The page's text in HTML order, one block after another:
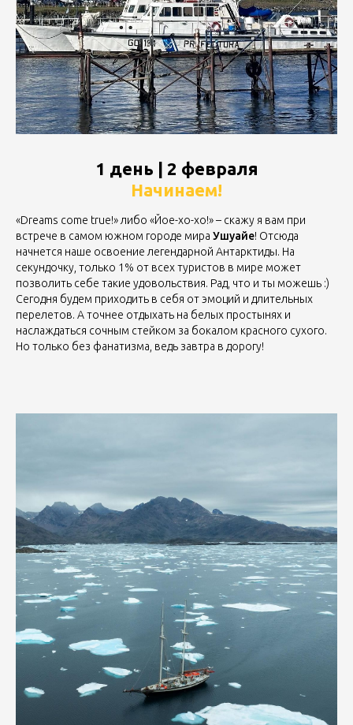
1 день | 2 февраля
Начинаем!
«Dreams come true!» либо «Йоe-хо-хо!» – скажу я вам при
встрече в самом южном городе мира Ушуайе! Отсюда
начнется наше освоение легендарной Антарктиды. На
секундочку, только 1% от всех туристов в мире может
позволить себе такие удовольствия. Рад, что и ты можешь :)
Сегодня будем приходить в себя от эмоций и длительных
перелетов. А точнее отдыхать на белых простынях и
наслаждаться сочным стейком за бокалом красного сухого.
Но только без фанатизма, ведь завтра в дорогу!